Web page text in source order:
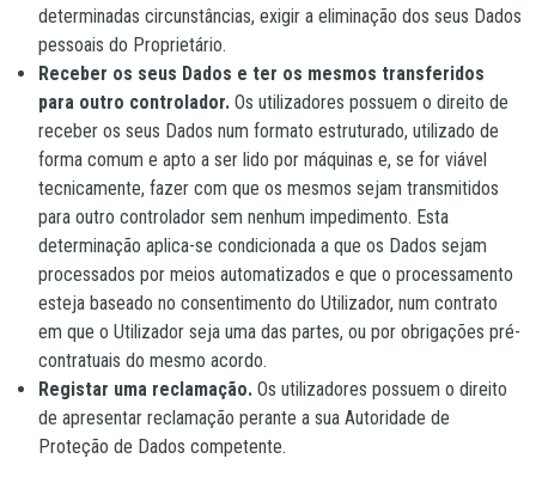
determinadas circunstâncias, exigir a eliminação dos seus Dados
pessoais do Proprietário.
Receber os seus Dados e ter os mesmos transferidos
para outro controlador. Os utilizadores possuem o direito de
receber os seus Dados num formato estruturado, utilizado de
forma comum e apto a ser lido por máquinas e, se for viável
tecnicamente, fazer com que os mesmos sejam transmitidos
para outro controlador sem nenhum impedimento. Esta
determinação aplica-se condicionada a que os Dados sejam
processados por meios automatizados e que o processamento
esteja baseado no consentimento do Utilizador, num contrato
em que o Utilizador seja uma das partes, ou por obrigações pré-
contratuais do mesmo acordo.
Registar uma reclamação. Os utilizadores possuem o direito
de apresentar reclamação perante a sua Autoridade de
Proteção de Dados competente.